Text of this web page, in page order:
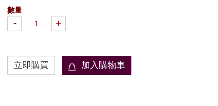
數量
- +